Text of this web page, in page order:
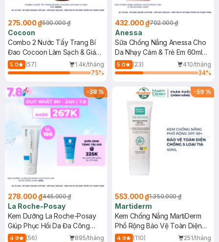
275.000 ₫590.000 ₫
Cocoon
Combo 2 Nước Tẩy Trang Bí
Đao Cocoon Làm Sạch & Giảm
Dầu 500ml
5.0 (57)
1.4k/tháng
75%
432.000 ₫702.000 ₫
Anessa
Sữa Chống Nắng Anessa Cho
Da Nhạy Cảm & Trẻ Em 60ml
(Mới)
5.0 (23)
410/tháng
34%
-38%
278.000 ₫445.000 ₫
La Roche-Posay
Kem Dưỡng La Roche-Posay
Giúp Phục Hồi Da Đa Công
Dụng 40ml
4.9 (56)
895/tháng
-59 %
553.000 ₫1.350.000 ₫
Martiderm
Kem Chống Nắng MartiDerm
Phổ Rộng Bảo Vệ Toàn Diện
40ml
4.9 (110)
251/tháng